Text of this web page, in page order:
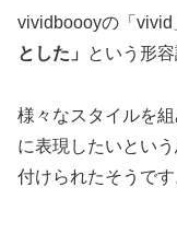
vividboooyの「vivid
とした」
という形
様々なスタイルを
に表現したいとい
付けられたそうです